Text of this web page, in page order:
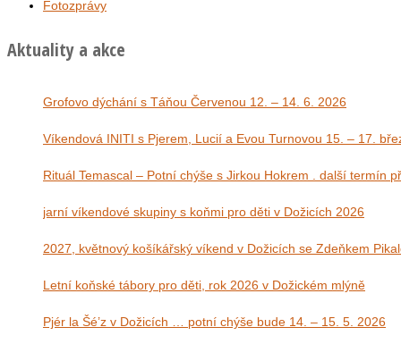
Fotozprávy
Aktuality a akce
Grofovo dýchání s Táňou Červenou 12. – 14. 6. 2026
Víkendová INITI s Pjerem, Lucií a Evou
Rituál Temascal – Potní chýše s Jirkou Hokrem . další termín
jarní víkendové skupiny s koňmi pro děti v Dožicích 2026
2027, květnový košíkářský víkend v Dožicích se Zdeňkem
Letní koňské tábory pro děti, rok 2026 v Dožickém mlýně
Pjér la Šé’z v Dožicích … potní chýše bude 14. – 15. 5. 2026